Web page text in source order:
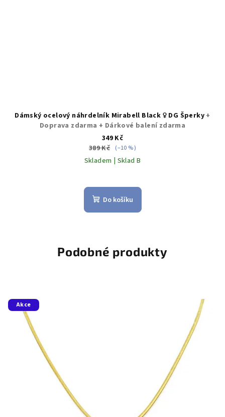
Dámský ocelový náhrdelník Mirabell Black ♀️ DG Šperky +
Doprava zdarma + Dárkové balení zdarma
349 Kč
389 Kč (–10 %)
Skladem | Sklad B
Do košíku
Podobné produkty
Akce